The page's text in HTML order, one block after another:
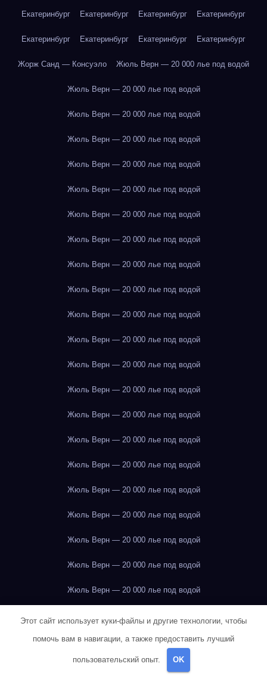
Екатеринбург Екатеринбург Екатеринбург Екатеринбург
Екатеринбург Екатеринбург Екатеринбург Екатеринбург
Жорж Санд — Консуэло Жюль Верн — 20 000 лье под водой
Жюль Верн — 20 000 лье под водой
Жюль Верн — 20 000 лье под водой
Жюль Верн — 20 000 лье под водой
Жюль Верн — 20 000 лье под водой
Жюль Верн — 20 000 лье под водой
Жюль Верн — 20 000 лье под водой
Жюль Верн — 20 000 лье под водой
Жюль Верн — 20 000 лье под водой
Жюль Верн — 20 000 лье под водой
Жюль Верн — 20 000 лье под водой
Жюль Верн — 20 000 лье под водой
Жюль Верн — 20 000 лье под водой
Жюль Верн — 20 000 лье под водой
Жюль Верн — 20 000 лье под водой
Жюль Верн — 20 000 лье под водой
Жюль Верн — 20 000 лье под водой
Жюль Верн — 20 000 лье под водой
Жюль Верн — 20 000 лье под водой
Жюль Верн — 20 000 лье под водой
Жюль Верн — 20 000 лье под водой
Жюль Верн — 20 000 лье под водой
Жюль Верн — 20 000 лье под водой
Жюль Верн — 20 000 лье под водой
Этот сайт использует куки-файлы и другие технологии, чтобы
помочь вам в навигации, а также предоставить лучший
пользовательский опыт. OK